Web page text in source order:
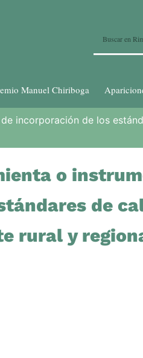
Manuel Chiriboga
incorporación de los
o
de
rural y